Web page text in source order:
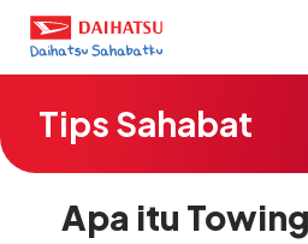
Tips Sahabat
Apa itu